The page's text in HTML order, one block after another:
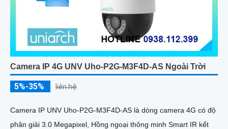
Camera IP 4G UNV Uho-P2G-M3F4D-AS Ngoài Trời
5%-35% liên hệ
Camera IP UNV Uho-P2G-M3F4D-AS là dòng camera 4G có độ
phân giải 3.0 Megapixel, Hồng ngoại thông minh Smart IR kết